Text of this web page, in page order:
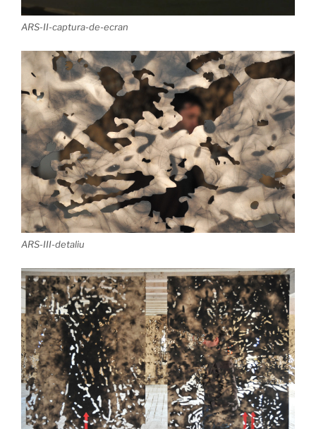
ARS-II-captura-de-ecran
ARS-III-detaliu